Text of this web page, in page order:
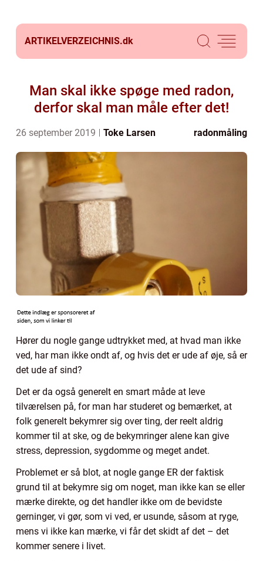
ARTIKELVERZEICHNIS.dk
Man skal ikke spøge med radon,
derfor skal man måle efter det!
26 september 2019 Toke Larsen radonmåling
Hører du nogle gange udtrykket med, at hvad man ikke
ved, har man ikke ondt af, og hvis det er ude af øje, så er
det ude af sind?
Det er da også generelt en smart måde at leve
tilværelsen på, for man har studeret og bemærket, at
folk generelt bekymrer sig over ting, der reelt aldrig
kommer til at ske, og de bekymringer alene kan give
stress, depression, sygdomme og meget andet.
Problemet er så blot, at nogle gange ER der faktisk
grund til at bekymre sig om noget, man ikke kan se eller
mærke direkte, og det handler ikke om de bevidste
gerninger, vi gør, som vi ved, er usunde, såsom at ryge,
mens vi ikke kan mærke, vi får det skidt af det – det
kommer senere i livet.